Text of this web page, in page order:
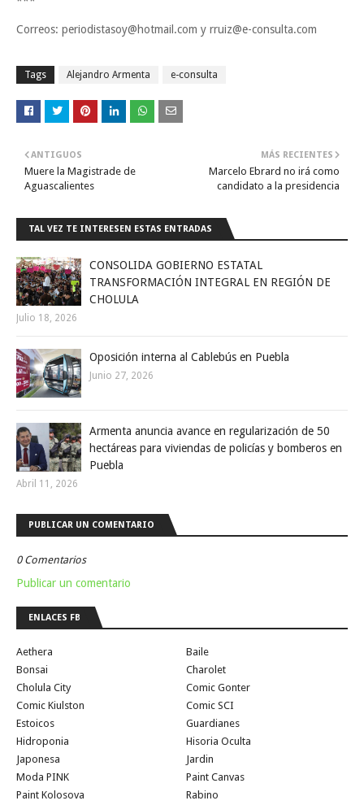
Correos: periodistasoy@hotmail.com y rruiz@e-consulta.com
Tags Alejandro Armenta e-consulta
MÁS RECIENTES
Marcelo Ebrard no irá como
candidato a la presidencia
ANTIGUOS
Muere la Magistrade de
Aguascalientes
TAL VEZ TE INTERESEN ESTAS ENTRADAS
CONSOLIDA GOBIERNO ESTATAL
TRANSFORMACIÓN INTEGRAL EN REGIÓN DE
CHOLULA
Julio 18, 2026
Oposición interna al Cablebús en Puebla
Junio 27, 2026
Armenta anuncia avance en regularización de 50
hectáreas para viviendas de policías y bomberos en
Puebla
Abril 11, 2026
PUBLICAR UN COMENTARIO
0 Comentarios
Publicar un comentario
ENLACES FB
Aethera
Baile
Bonsai
Charolet
Cholula City
Comic Gonter
Comic Kiulston
Comic SCI
Estoicos
Guardianes
Hidroponia
Hisoria Oculta
Japonesa
Jardin
Moda PINK
Paint Canvas
Paint Kolosova
Rabino